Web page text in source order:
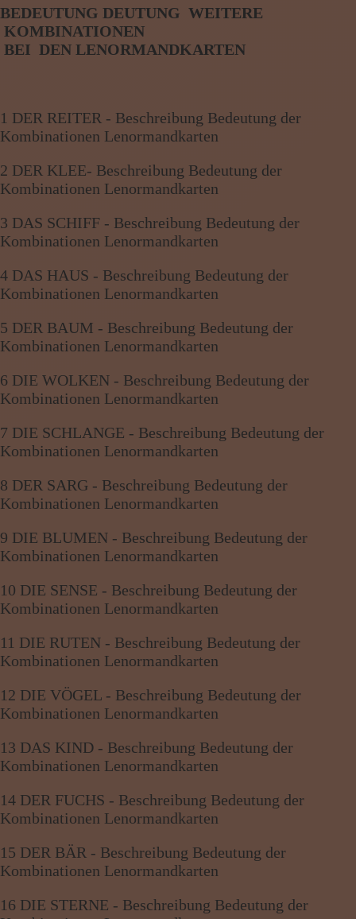
BEDEUTUNG DEUTUNG WEITERE
KOMBINATIONEN
BEI DEN LENORMANDKARTEN
1 DER REITER - Beschreibung Bedeutung der
Kombinationen Lenormandkarten
2 DER KLEE- Beschreibung Bedeutung der
Kombinationen Lenormandkarten
3 DAS SCHIFF - Beschreibung Bedeutung der
Kombinationen Lenormandkarten
4 DAS HAUS - Beschreibung Bedeutung der
Kombinationen Lenormandkarten
5 DER BAUM - Beschreibung Bedeutung der
Kombinationen Lenormandkarten
6 DIE WOLKEN - Beschreibung Bedeutung der
Kombinationen Lenormandkarten
7 DIE SCHLANGE - Beschreibung Bedeutung der
Kombinationen Lenormandkarten
8 DER SARG - Beschreibung Bedeutung der
Kombinationen Lenormandkarten
9 DIE BLUMEN - Beschreibung Bedeutung der
Kombinationen Lenormandkarten
10 DIE SENSE - Beschreibung Bedeutung der
Kombinationen Lenormandkarten
11 DIE RUTEN - Beschreibung Bedeutung der
Kombinationen Lenormandkarten
12 DIE VÖGEL - Beschreibung Bedeutung der
Kombinationen Lenormandkarten
13 DAS KIND - Beschreibung Bedeutung der
Kombinationen Lenormandkarten
14 DER FUCHS - Beschreibung Bedeutung der
Kombinationen Lenormandkarten
15 DER BÄR - Beschreibung Bedeutung der
Kombinationen Lenormandkarten
16 DIE STERNE - Beschreibung Bedeutung der